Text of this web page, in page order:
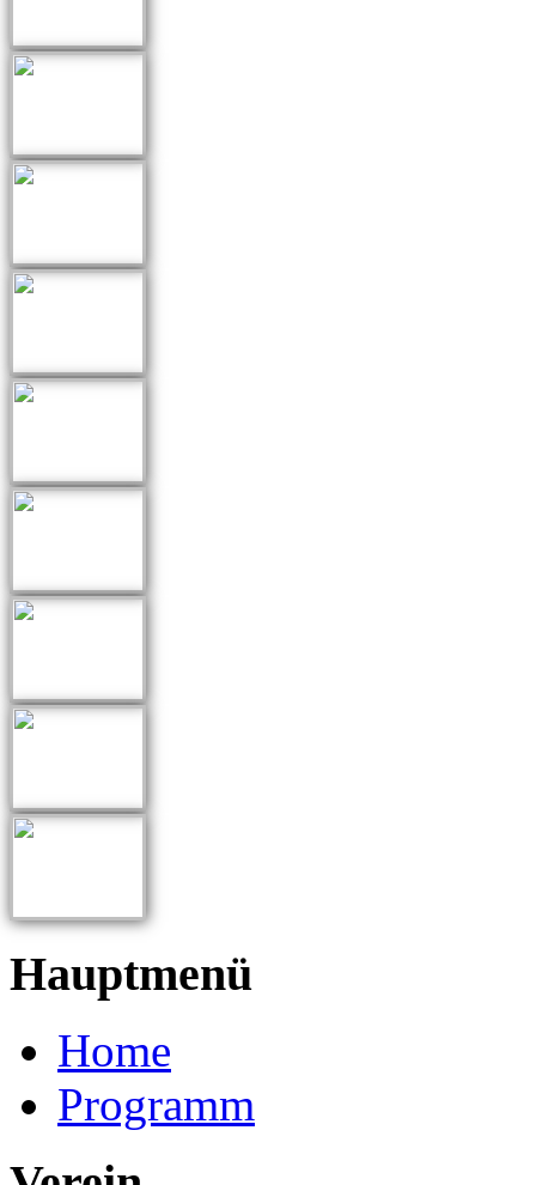
Hauptmenü
Home
Programm